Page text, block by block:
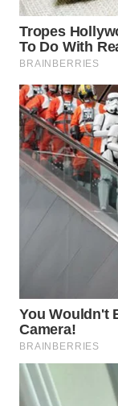
PRIANGAN
TIMUR
WN
SEMARANG
WN
SOLO
MADURA
WN
WN